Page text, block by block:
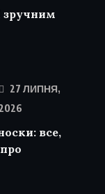
зручним
27 ЛИПНЯ,
2026
все,